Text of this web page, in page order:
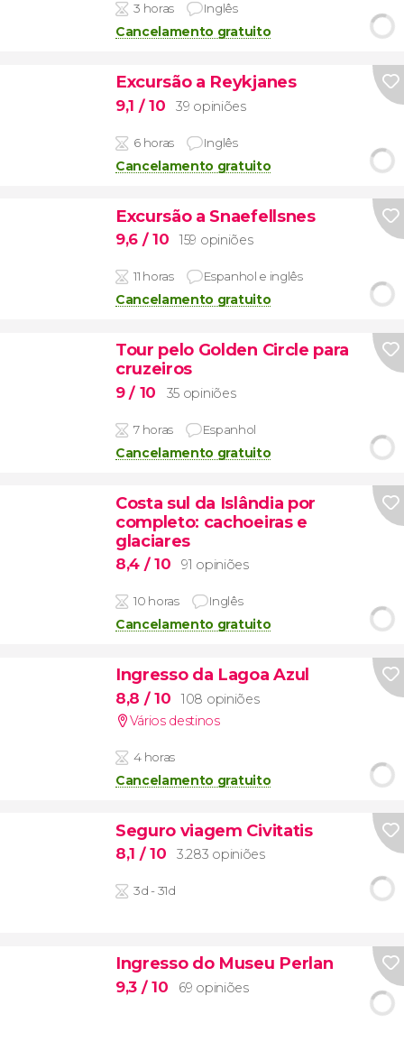
3 horas Inglês
Cancelamento gratuito
Excursão a Reykjanes
9,1 / 10 39 opiniões
6 horas Inglês
Cancelamento gratuito
Excursão a Snaefellsnes
9,6 / 10 159 opiniões
11 horas Espanhol e inglês
Cancelamento gratuito
Tour pelo Golden Circle para
cruzeiros
9/ 10 35 opiniões
7 horas Espanhol
Cancelamento gratuito
Costa sul da Islândia por
completo: cachoeiras e
glaciares
8,4 / 10 91 opiniões
10 horas Inglês
Cancelamento gratuito
Ingresso da Lagoa Azul
8,8 / 10
108 opiniões
Vários destinos
4 horas
Cancelamento gratuito
Seguro viagem Civitatis
8,1 / 10 3.283 opiniões
3d - 31d
Ingresso do Museu Perlan
9,3 / 10 69 opiniões